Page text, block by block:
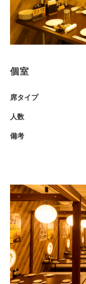
個室
席タイプ
人数
備考